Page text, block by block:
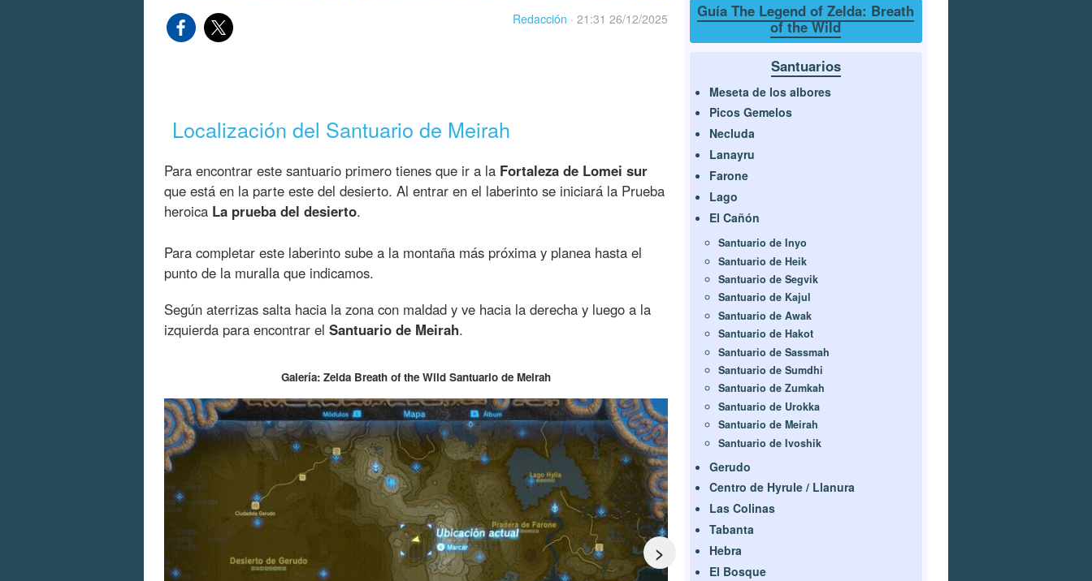
Redacción · 21:31 26/12/2025
Localización del Santuario de Meirah
Para encontrar este santuario primero tienes que ir a la Fortaleza de Lomei sur
que está en la parte este del desierto. Al entrar en el laberinto se iniciará la Prueba
heroica La prueba del desierto.
Para completar este laberinto sube a la montaña más próxima y planea hasta el
punto de la muralla que indicamos.
Según aterrizas salta hacia la zona con maldad y ve hacia la derecha y luego a la
izquierda para encontrar el Santuario de Meirah.
Galería: Zelda Breath of the Wild Santuario de Meirah
>
Guía The Legend of Zelda: Breath
of the Wild
Santuarios
Meseta de los albores
Picos Gemelos
Necluda
Lanayru
Farone
Lago
El Cañón
Santuario de Inyo
Santuario de Heik
Santuario de Segvik
Santuario de Kajul
Santuario de Awak
Santuario de Hakot
Santuario de Sassmah
Santuario de Sumdhi
Santuario de Zumkah
Santuario de Urokka
Santuario de Meirah
Santuario de Ivoshik
Gerudo
Centro de Hyrule / Llanura
Las Colinas
Tabanta
Hebra
El Bosque